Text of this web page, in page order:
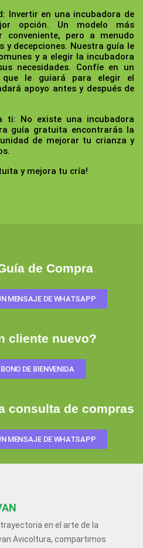
Invertir en una incubadora de
opción. Un modelo más
conveniente, pero a menudo
y decepciones. Nuestra guía le
y a elegir la incubadora
necesidades. Confíe en un
que le guiará para elegir el
apoyo antes y después de
ti: No existe una incubadora
guía gratuita encontrarás la
de mejorar tu crianza y
y mejora tu cría!
de Compra
MENSAJE DE WHATSAPP
cliente nuevo?
DE BIENVENIDA
consulta de compras
MENSAJE DE WHATSAPP
en el arte de la
Avicoltura, compartimos